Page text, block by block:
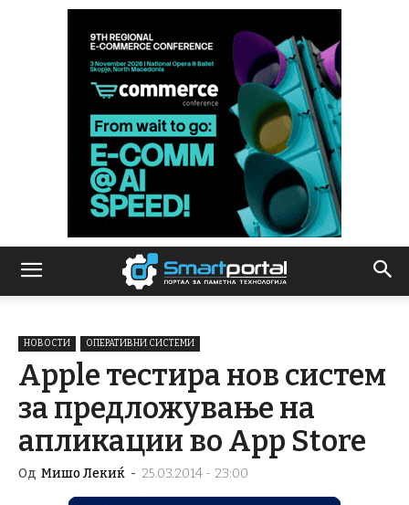
НОВОСТИ ОПЕРАТИВНИ СИСТЕМИ
Apple тестира нов систем
за предложување на
апликации во App Store
Од Мишо Лекиќ - 25.03.2014 - 23:00